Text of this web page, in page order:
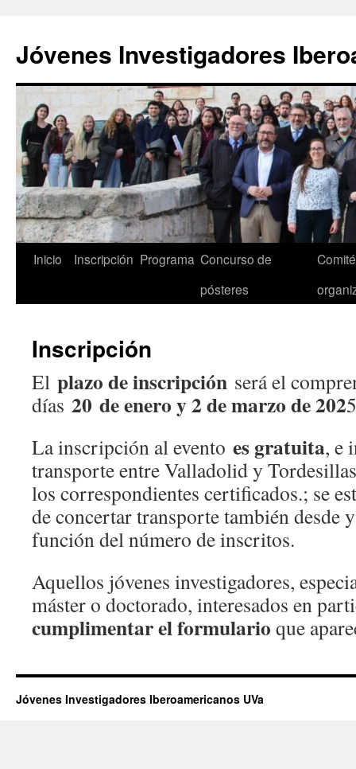
contenido
Jóvenes Investigadores
Inicio Inscripción Programa Concurso de
pósteres
Inscripción
El plazo de inscripción será el
días 20 de enero y 2 de marzo de 202
La inscripción al evento es gratuita, e
transporte entre Valladolid y
los correspondientes certificados.; se
de concertar transporte también desde
función del número de inscritos.
Aquellos jóvenes investigadores,
máster o doctorado, interesados en
cumplimentar el formulario que
Jóvenes Investigadores Iberoamericanos UVa